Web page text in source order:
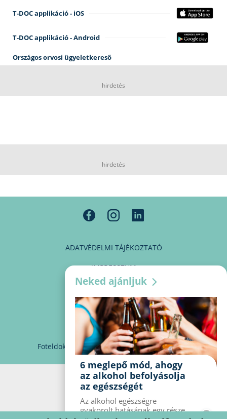
T-DOC applikáció - iOS
T-DOC applikáció - Android
Országos orvosi ügyeletkereső
hirdetés
hirdetés
ADATVÉDELMI TÁJÉKOZTATÓ
IMPRESSZUM
MÉDIAAJÁNLAT
PARTNEREINK
KAPCSOLAT
Foteldoki info@foteldoki.hu Süti beállítások
Neked ajánljuk
6 meglepő mód, ahogy
az alkohol befolyásolja
az egészségét
Az alkohol egészségre
gyakorolt ​​hatásának egy része